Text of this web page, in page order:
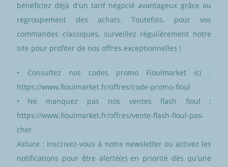
bénéficiez déjà d'un tarif négocié avantageux grâce au
regroupement des achats. Toutefois, pour vos
commandes classiques, surveillez régulièrement notre
site pour profiter de nos offres exceptionnelles !
Consultez nos codes promo Fioulmarket ici :
https://www.fioulmarket.fr/offres/code-promo-fioul
Ne manquez pas nos ventes flash fioul :
https://www.fioulmarket.fr/offres/vente-flash-fioul-pas-
cher
Astuce : Inscrivez-vous à notre newsletter ou activez les
notifications pour être alerté(e) en priorité dès qu'une